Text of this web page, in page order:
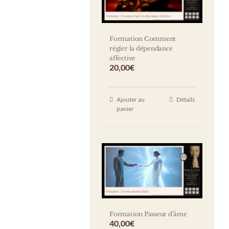
Formation Comment
régler la dépendance
affective
20,00€
Ajouter au
panier
Détails
Formation Passeur d’âme
40,00€